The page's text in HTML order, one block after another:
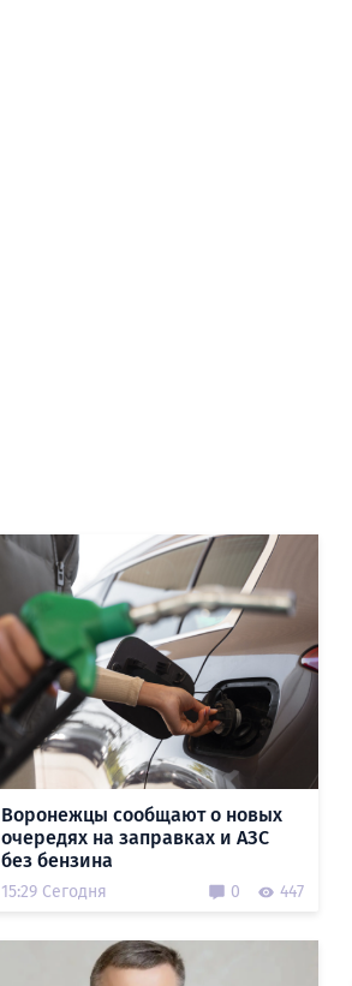
Воронежцы сообщают о новых
очередях на заправках и АЗС
без бензина
15:29 Сегодня 0 447